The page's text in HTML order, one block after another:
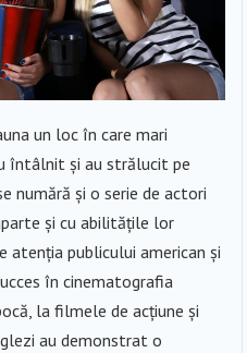
un loc în care mari
întâlnit și au strălucit pe
numără și o serie de actori
și cu abilitățile lor
atenția publicului american și
în cinematografia
la filmele de acțiune și
au demonstrat o